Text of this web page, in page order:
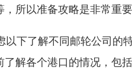
所以准备攻略是非常重
以下了解不同邮轮公司的
解各个港口的情况，包